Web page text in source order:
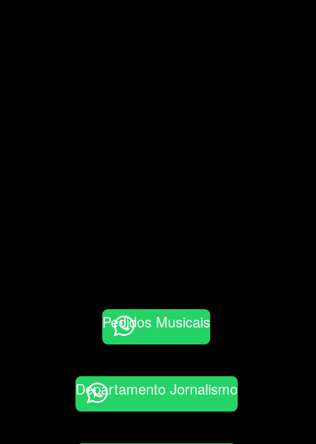
Pedidos Musicais
Departamento Jornalismo